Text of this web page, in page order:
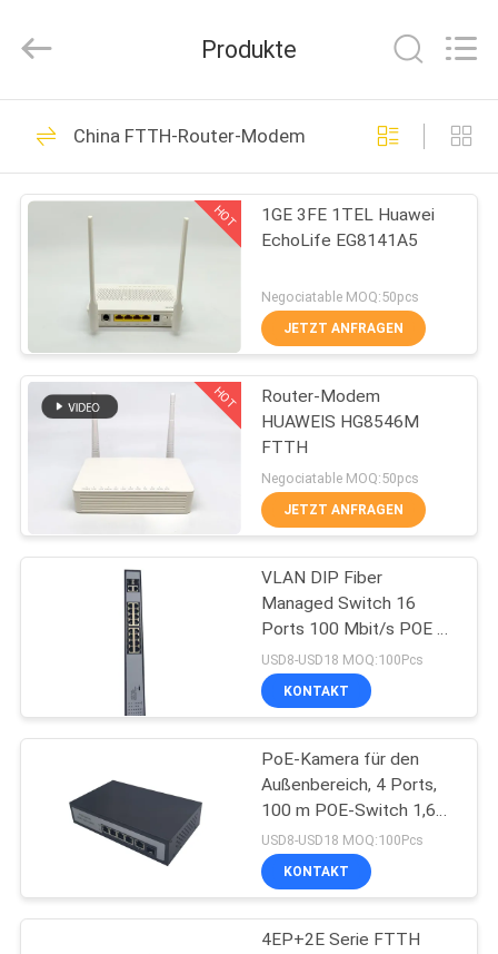
HAUS
PRODUKTE
FABRIK-
AUSFLUG
QUALITÄTSKONTROLLE
TRETEN
VERBINDUNG
FORDERN
ZITAT
LIMITED.
Reserved.
GPON ONU
ONTARIO
419
Huawei GPON ONU
143
WiFi GPON ONU
wifi epon onu
Produkte
China FTTH-Router-Modem
HOT
1GE 3FE 1TEL Huawei
EchoLife EG8141A5
Negociatable MOQ:50pcs
JETZT ANFRAGEN
HOT
Router-Modem
HUAWEIS HG8546M
FTTH
Negociatable MOQ:50pcs
JETZT ANFRAGEN
VLAN DIP Fiber
Managed Switch 16
Ports 100 Mbit/s POE 2
100 Mbit/s Uplink-Ports
USD8-USD18 MOQ:100Pcs
KONTAKT
PoE-Kamera für den
Außenbereich, 4 Ports,
100 m POE-Switch 1,6
Gbit/s, 4EP 2E mit VLAN
DIP
USD8-USD18 MOQ:100Pcs
KONTAKT
4EP+2E Serie FTTH